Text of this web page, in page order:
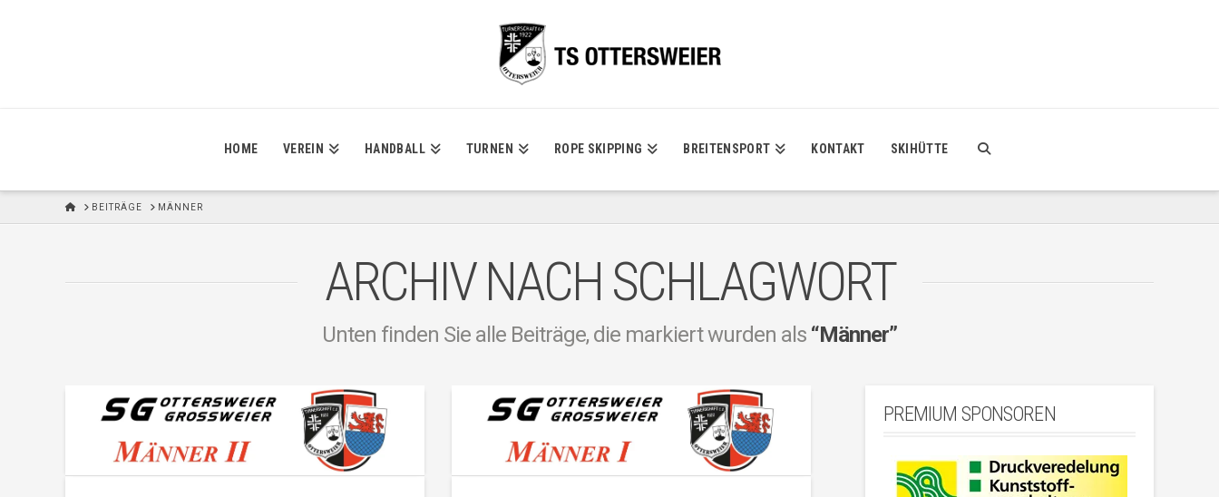
HOME VEREIN HANDBALL TURNEN ROPE SKIPPING BREITENSPORT KONTAKT SKIHÜTTE
BEITRÄGE MÄNNER
ARCHIV NACH SCHLAGWORT
Unten finden Sie alle Beiträge, die markiert wurden als “Männer”
PREMIUM SPONSOREN